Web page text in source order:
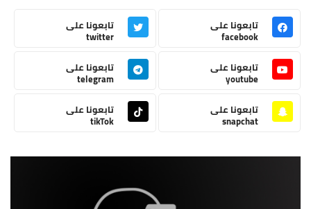
تابعونا على
facebook
تابعونا على
twitter
تابعونا على
youtube
تابعونا على
telegram
تابعونا على
snapchat
تابعونا على
tikTok